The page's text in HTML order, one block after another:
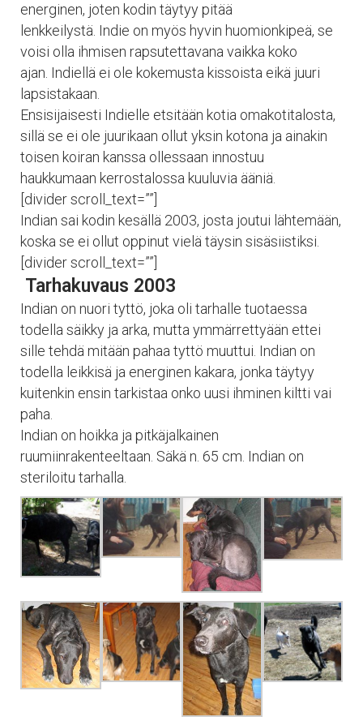
energinen, joten kodin täytyy pitää
lenkkeilystä. Indie on myös hyvin huomionkipeä, se
voisi olla ihmisen rapsutettavana vaikka koko
ajan. Indiellä ei ole kokemusta kissoista eikä juuri
lapsistakaan.
Ensisijaisesti Indielle etsitään kotia omakotitalosta,
sillä se ei ole juurikaan ollut yksin kotona ja ainakin
toisen koiran kanssa ollessaan innostuu
haukkumaan kerrostalossa kuuluvia ääniä.
[divider scroll_text=””]
Indian sai kodin kesällä 2003, josta joutui lähtemään,
koska se ei ollut oppinut vielä täysin sisäsiistiksi.
[divider scroll_text=””]
Tarhakuvaus 2003
Indian on nuori tyttö, joka oli tarhalle tuotaessa
todella säikky ja arka, mutta ymmärrettyään ettei
sille tehdä mitään pahaa tyttö muuttui. Indian on
todella leikkisä ja energinen kakara, jonka täytyy
kuitenkin ensin tarkistaa onko uusi ihminen kiltti vai
paha.
Indian on hoikka ja pitkäjalkainen
ruumiinrakenteeltaan. Säkä n. 65 cm. Indian on
steriloitu tarhalla.